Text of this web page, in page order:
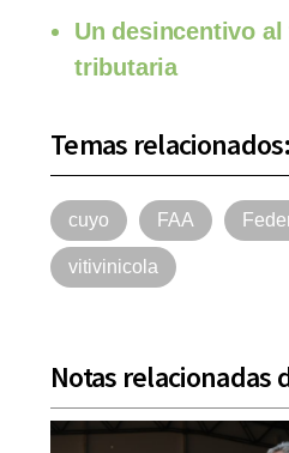
Un desincentivo
tributaria
Temas relacionados:
cuyo FAA
vitivinicola
Notas relacionadas